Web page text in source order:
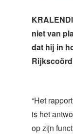
niet van
dat hij in
“Het
is het
op zijn